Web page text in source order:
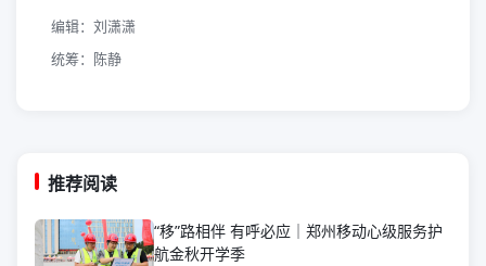
编辑：刘潇潇
统筹：陈静
推荐阅读
“移”路相伴 有呼必应｜郑州移动心级服务护
航金秋开学季